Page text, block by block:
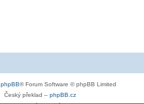
phpBB® Forum Software © phpBB Limited
Český překlad – phpBB.cz